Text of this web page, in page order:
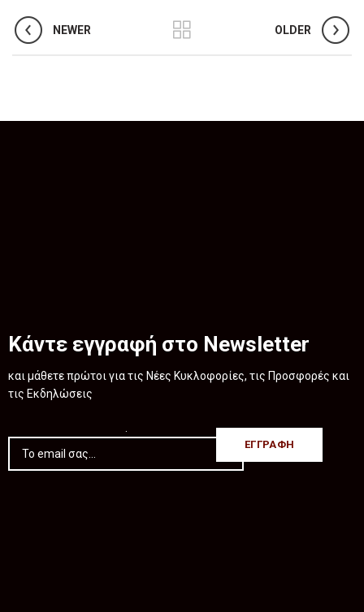
NEWER OLDER
Κάντε εγγραφή στο Newsletter
και μάθετε πρώτοι για τις Νέες Κυκλοφορίες, τις Προσφορές και
τις Εκδηλώσεις
.